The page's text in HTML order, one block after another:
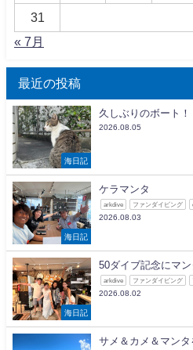
31
« 7月
最近の投稿
海日記
久しぶりのボート！
2026.08.05
海日記
ケラマンタ
arkdive ファンダイビング
2026.08.03
海日記
50ダイブ記念にマン
arkdive ファンダイビング
2026.08.02
サメ＆カメ＆マンタ